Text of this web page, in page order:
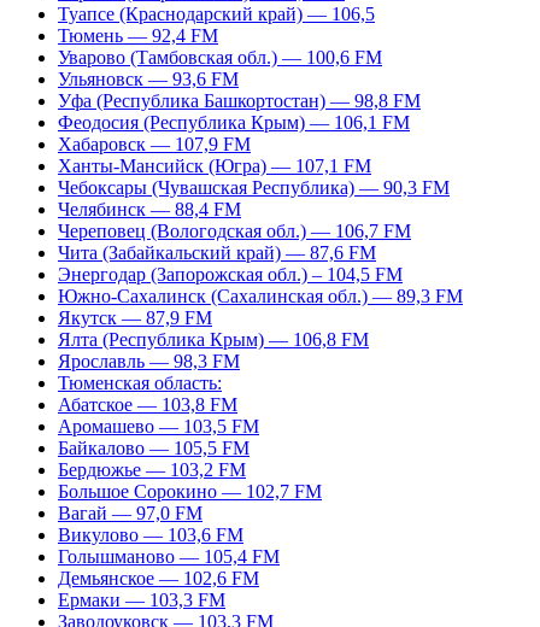
Туапсе (Краснодарский край) — 106,5
Тюмень — 92,4 FM
Уварово (Тамбовская обл.) — 100,6 FM
Ульяновск — 93,6 FM
Уфа (Республика Башкортостан) — 98,8 FM
Феодосия (Республика Крым) — 106,1 FM
Хабаровск — 107,9 FM
Ханты-Мансийск (Югра) — 107,1 FM
Чебоксары (Чувашская Республика) — 90,3 FM
Челябинск — 88,4 FM
Череповец (Вологодская обл.) — 106,7 FM
Чита (Забайкальский край) — 87,6 FM
Энергодар (Запорожская обл.) – 104,5 FM
Южно-Сахалинск (Сахалинская обл.) — 89,3 FM
Якутск — 87,9 FM
Ялта (Республика Крым) — 106,8 FM
Ярославль — 98,3 FM
Тюменская область:
Абатское — 103,8 FM
Аромашево — 103,5 FM
Байкалово — 105,5 FM
Бердюжье — 103,2 FM
Большое Сорокино — 102,7 FM
Вагай — 97,0 FM
Викулово — 103,6 FM
Голышманово — 105,4 FM
Демьянское — 102,6 FM
Ермаки — 103,3 FM
Заводоуковск — 103,3 FM